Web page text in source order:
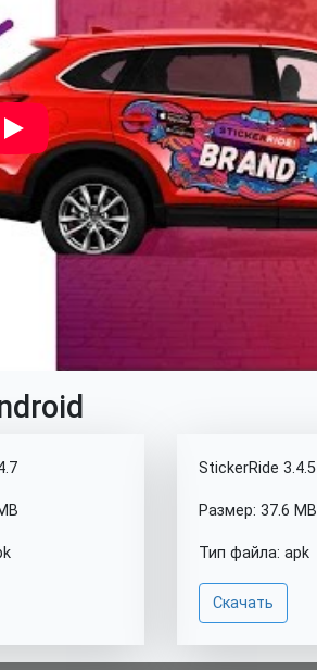
StickerRide 3.4.5
Размер: 37.6 MB
Тип файла: apk
Скачать